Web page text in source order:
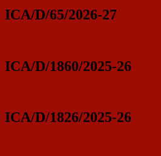
ICA/D/65/2026-27
ICA/D/1860/2025-26
ICA/D/1826/2025-26